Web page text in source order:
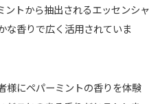
ントから抽出されるエッセンシャ
な香りで広く活用されていま
様にペパーミントの香りを体験